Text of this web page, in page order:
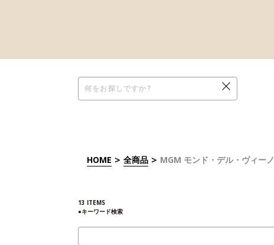
HOME > 全商品 > MGM モンド・デル・ヴィーノ
13 ITEMS
●キーワード検索